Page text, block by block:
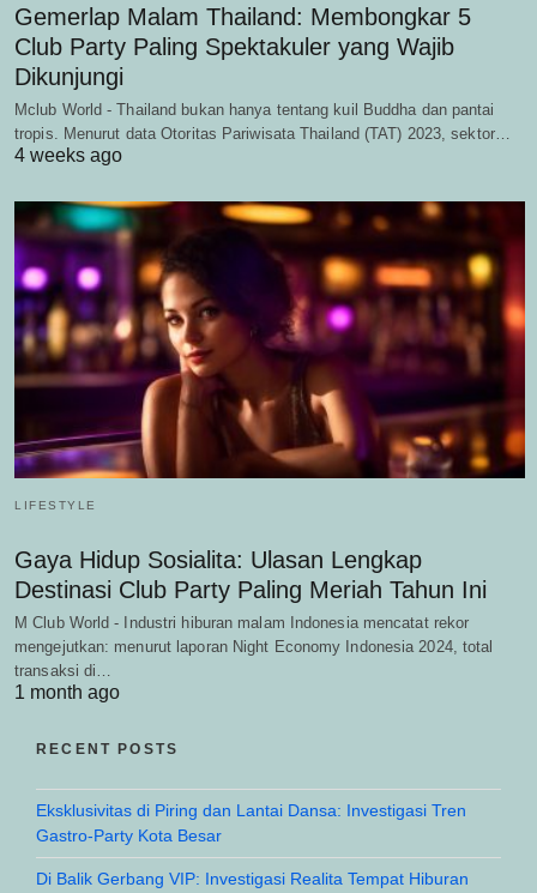
Gemerlap Malam Thailand: Membongkar 5
Club Party Paling Spektakuler yang Wajib
Dikunjungi
Mclub World - Thailand bukan hanya tentang kuil Buddha dan pantai
tropis. Menurut data Otoritas Pariwisata Thailand (TAT) 2023, sektor…
4 weeks ago
LIFESTYLE
Gaya Hidup Sosialita: Ulasan Lengkap
Destinasi Club Party Paling Meriah Tahun Ini
M Club World - Industri hiburan malam Indonesia mencatat rekor
mengejutkan: menurut laporan Night Economy Indonesia 2024, total
transaksi di…
1 month ago
RECENT POSTS
Eksklusivitas di Piring dan Lantai Dansa: Investigasi Tren
Gastro-Party Kota Besar
Di Balik Gerbang VIP: Investigasi Realita Tempat Hiburan